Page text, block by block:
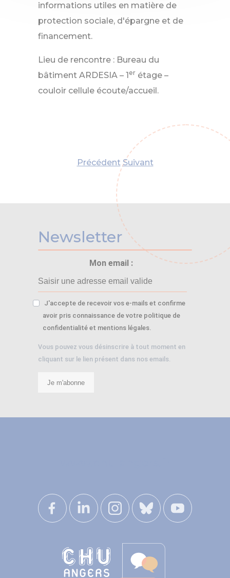
informations utiles en matière de
protection sociale, d'épargne et de
financement.
Lieu de rencontre : Bureau du
bâtiment ARDESIA – 1er étage –
couloir cellule écoute/accueil.
Précédent Suivant
Newsletter
Mon email :
J'accepte de recevoir vos e-mails et confirme
avoir pris connaissance de votre politique de
confidentialité et mentions légales.
Vous pouvez vous désinscrire à tout moment en
cliquant sur le lien présent dans nos emails.
Je m'abonne